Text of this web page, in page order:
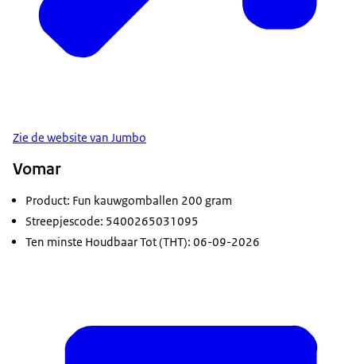
Zie de website van Jumbo
Vomar
Product: Fun kauwgomballen 200 gram
Streepjescode: 5400265031095
Ten minste Houdbaar Tot (THT): 06-09-2026